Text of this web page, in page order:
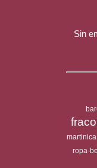
Sin
martinica
ropa-